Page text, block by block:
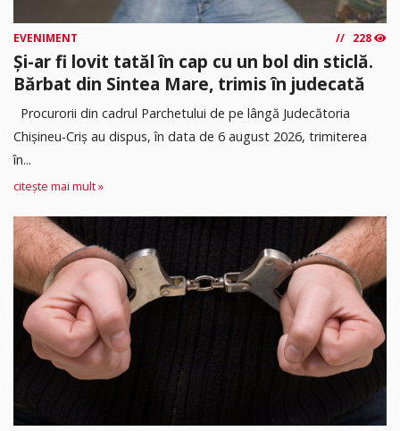
EVENIMENT 228
Și-ar fi lovit tatăl în cap cu un bol din sticlă.
Bărbat din Sintea Mare, trimis în judecată
Procurorii din cadrul Parchetului de pe lângă Judecătoria
Chișineu-Criș au dispus, în data de 6 august 2026, trimiterea
în...
citește mai mult »